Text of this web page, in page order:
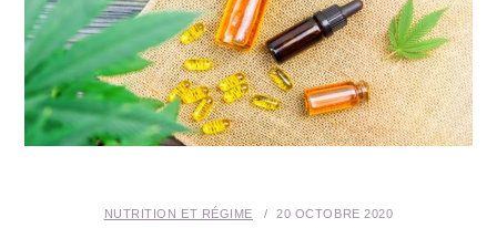
MÉDECINE
MÉDECINE DOUCE
BIEN-ÊTRE
NUTRITION ET RÉGIME 20 OCTOBRE 2020